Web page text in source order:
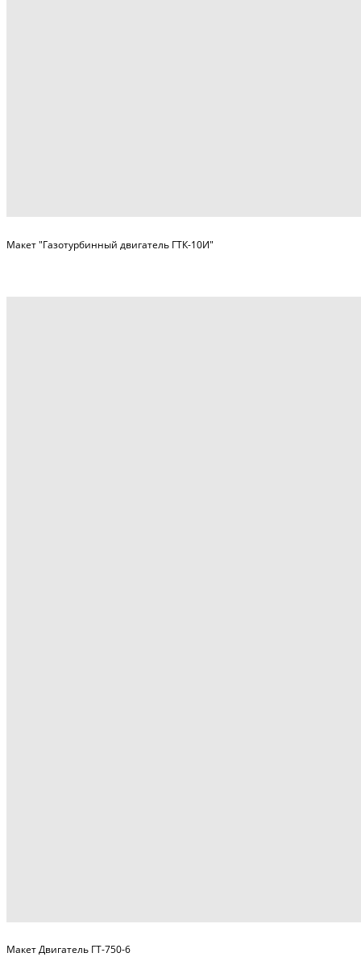
Макет "Газотурбинный двигатель ГТК-10И"
Макет Двигатель ГТ-750-6